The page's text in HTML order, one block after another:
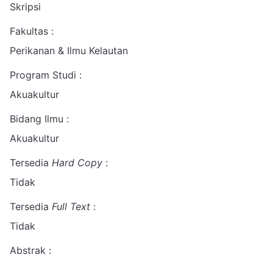
Skripsi
Fakultas :
Perikanan & Ilmu Kelautan
Program Studi :
Akuakultur
Bidang Ilmu :
Akuakultur
Tersedia Hard Copy :
Tidak
Tersedia Full Text :
Tidak
Abstrak :